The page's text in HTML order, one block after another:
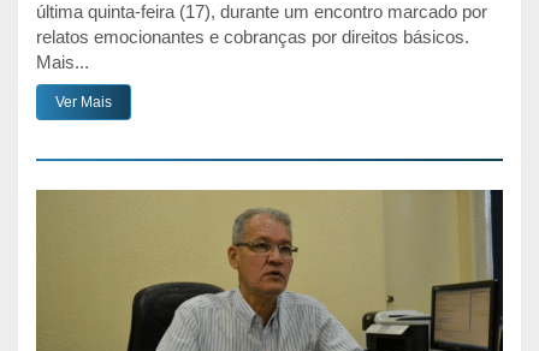
última quinta-feira (17), durante um encontro marcado por
relatos emocionantes e cobranças por direitos básicos.
Mais...
Ver Mais